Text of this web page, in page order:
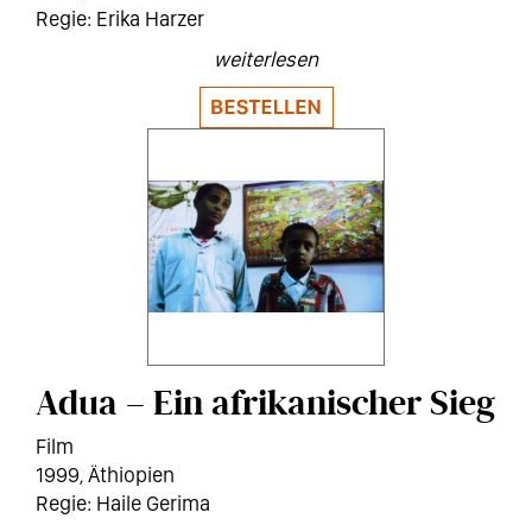
Erika Harzer
weiterlesen
Adua – Ein afrikanischer Sieg
Film
1999 Äthiopien
Haile Gerima